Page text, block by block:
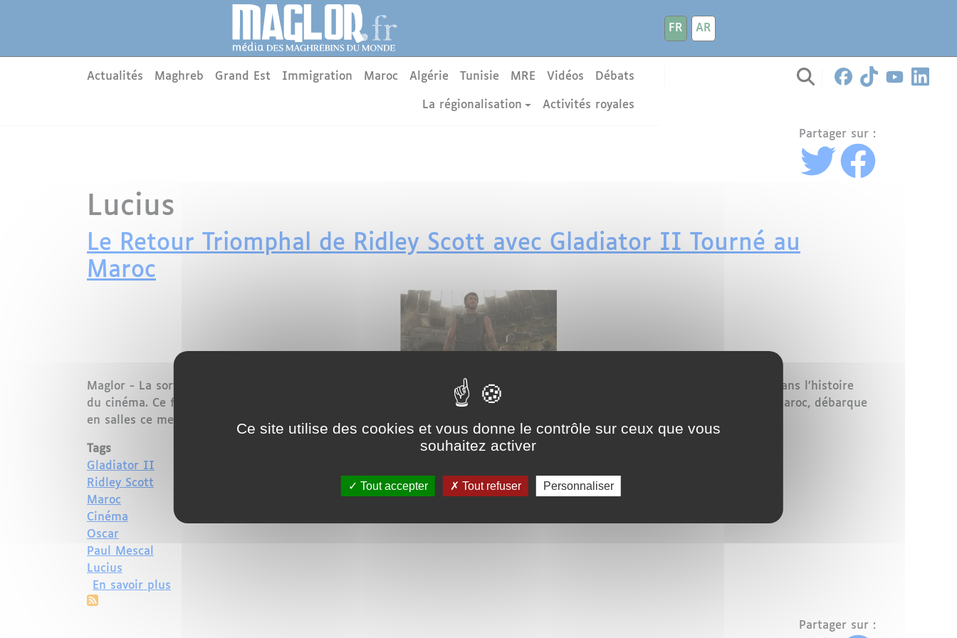
FR
AR
Main menu
Actualités Maghreb Grand Est Immigration Maroc Algérie Tunisie MRE Vidéos Débats
La régionalisation Activités royales
Partager sur :
Lucius
Le Retour Triomphal de Ridley Scott avec Gladiator II Tourné au
Maroc
Maglor - La sortie très attendue de
, le dernier chef-d'œuvre de Ridley Scott, marque une étape significative dans l’histoire
du cinéma. Ce film monumental, dont le tournage a eu lieu en grande partie dans les célèbres studios de Ouarzazate au Maroc, débarque
en salles ce mercredi 13 novembre.
Tags
Gladiator II
Ridley Scott
Maroc
Cinéma
Oscar
Paul Mescal
Lucius
En savoir plus
Partager sur :
Ce site utilise des cookies et vous donne le contrôle sur ceux que vous
souhaitez activer
Tout accepter Tout refuser Personnaliser